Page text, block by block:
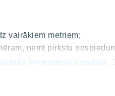
vairākiem metriem;
ņemt pirkstu
informācijas sadaļā .
Presei